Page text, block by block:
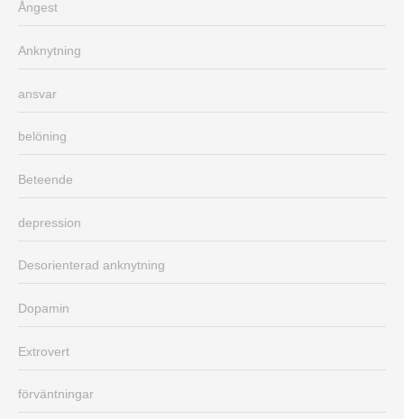
Ångest
Anknytning
ansvar
belöning
Beteende
depression
Desorienterad anknytning
Dopamin
Extrovert
förväntningar